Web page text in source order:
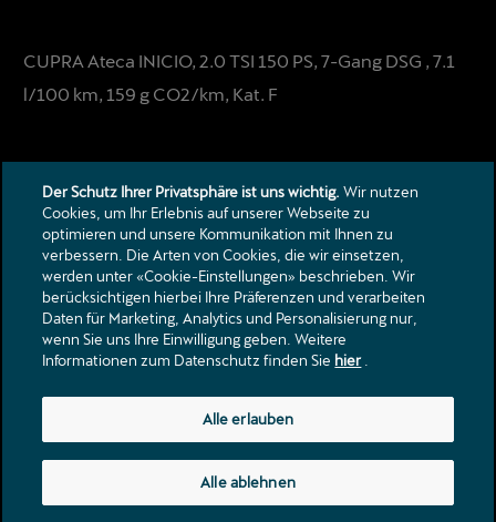
CUPRA Ateca INICIO, 2.0 TSI 150 PS, 7-Gang DSG , 7.1
l/100 km, 159 g CO2/km, Kat. F
Landstrasse 62
5436 Würenlos
info@centrum-garage.ch
Kontakt
Kataloge & Preislisten
Rechtliche Hinweise
Datenschutzerklärung
Der Schutz Ihrer Privatsphäre ist uns wichtig. Wir nutzen
Cookies, um Ihr Erlebnis auf unserer Webseite zu
optimieren und unsere Kommunikation mit Ihnen zu
verbessern. Die Arten von Cookies, die wir einsetzen,
werden unter «Cookie-Einstellungen» beschrieben. Wir
berücksichtigen hierbei Ihre Präferenzen und verarbeiten
Daten für Marketing, Analytics und Personalisierung nur,
wenn Sie uns Ihre Einwilligung geben. Weitere
Informationen zum Datenschutz finden Sie hier.
Alle ablehnen
Alle erlauben